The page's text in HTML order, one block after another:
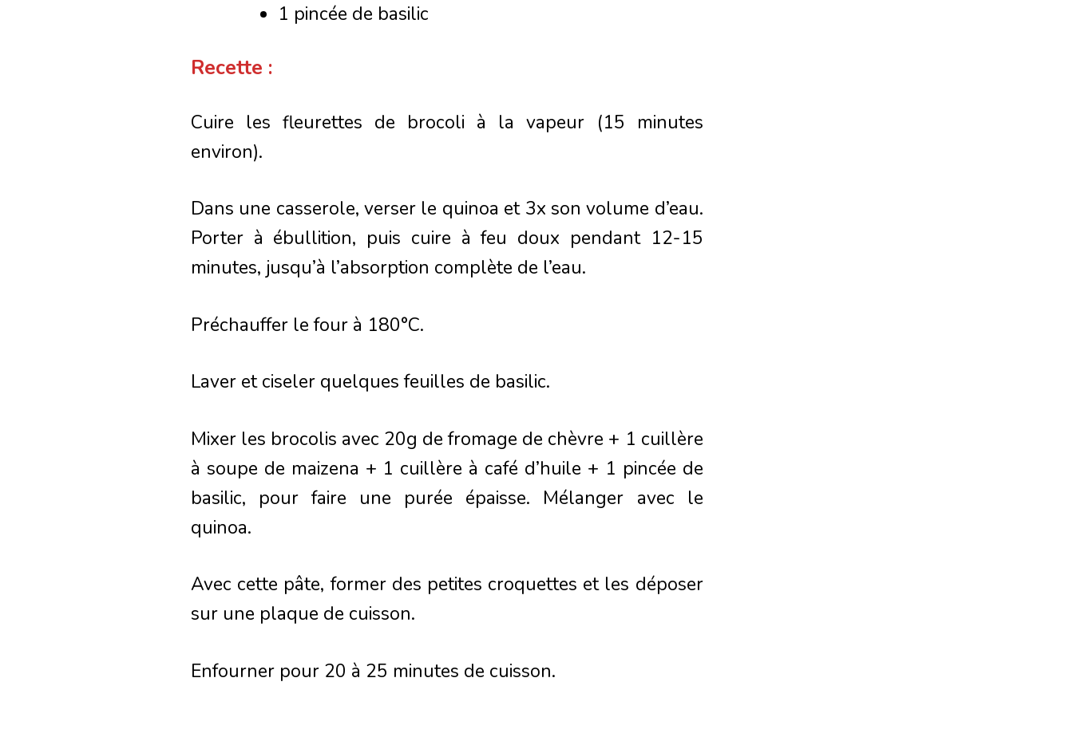
1 pincée de basilic
Recette :
Cuire les fleurettes de brocoli à la vapeur (15 minutes
environ).
Dans une casserole, verser le quinoa et 3x son volume d’eau.
Porter à ébullition, puis cuire à feu doux pendant 12-15
minutes, jusqu’à l’absorption complète de l’eau.
Préchauffer le four à 180°C.
Laver et ciseler quelques feuilles de basilic.
Mixer les brocolis avec 20g de fromage de chèvre + 1 cuillère
à soupe de maizena + 1 cuillère à café d’huile + 1 pincée de
basilic, pour faire une purée épaisse. Mélanger avec le
quinoa.
Avec cette pâte, former des petites croquettes et les déposer
sur une plaque de cuisson.
Enfourner pour 20 à 25 minutes de cuisson.